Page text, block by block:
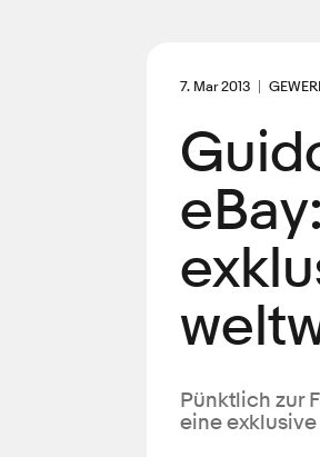
7. Mar 2013
Pünktlich zur
eine